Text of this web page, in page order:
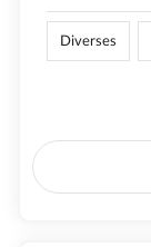
Diverses